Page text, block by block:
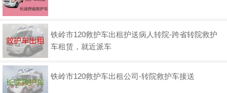
铁岭市120救护车出租护送病人转院-跨省转院救护
车租赁，就近派车
铁岭市120救护车出租公司-转院救护车接送